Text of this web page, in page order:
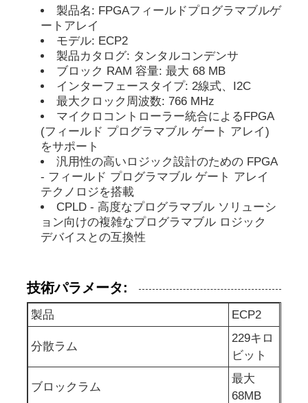
MPU IC
CPLD PLD
赤外線熱検出器
DSP ICの破片
ドラムのメモリー チップ
eepromの破片
PSRAMチップ
SRAMチップ
NORフラッシュ
製品名: FPGAフィールドプログラマブルゲ
ートアレイ
モデル: ECP2
製品カタログ: タンタルコンデンサ
ブロック RAM 容量: 最大 68 MB
インターフェースタイプ: 2線式、I2C
最大クロック周波数: 766 MHz
マイクロコントローラー統合によるFPGA
(フィールド プログラマブル ゲート アレイ)
をサポート
汎用性の高いロジック設計のための FPGA
- フィールド プログラマブル ゲート アレイ
テクノロジを搭載
CPLD - 高度なプログラマブル ソリューシ
ョン向けの複雑なプログラマブル ロジック
デバイスとの互換性
技術パラメータ:
製品 ECP2
分散ラム
229キロ
ビット
ブロックラム
最大
68MB